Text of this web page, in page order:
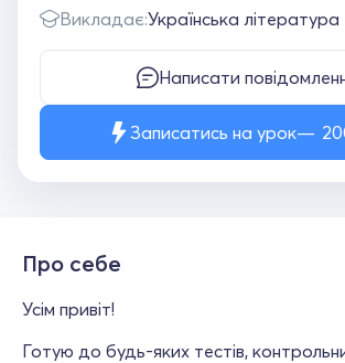
Викладає:Українська література
Написати
Записатись на урок
Про себе
Усім привіт!
Готую до будь-яких тестів,